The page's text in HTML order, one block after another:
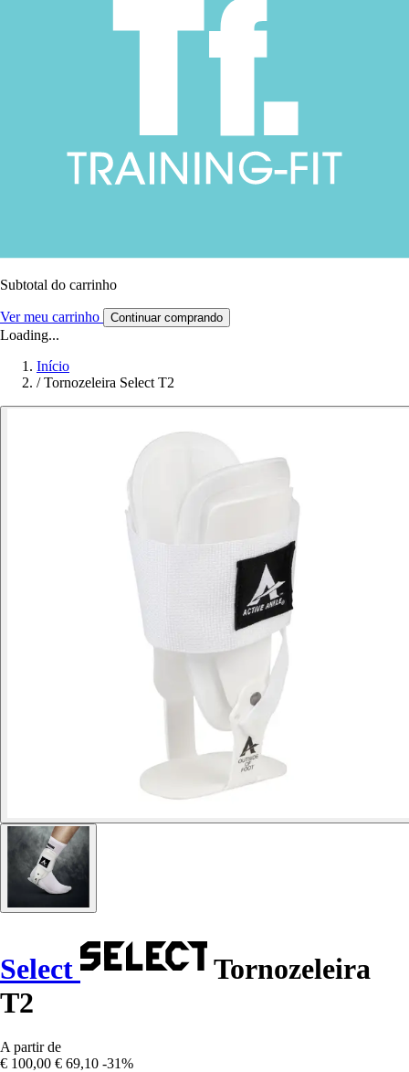
Subtotal do carrinho
Ver meu carrinho Continuar comprando
Loading...
Início
/ Tornozeleira Select T2
Select
Tornozeleira
T2
A partir de
€ 100,00 € 69,10 -31%